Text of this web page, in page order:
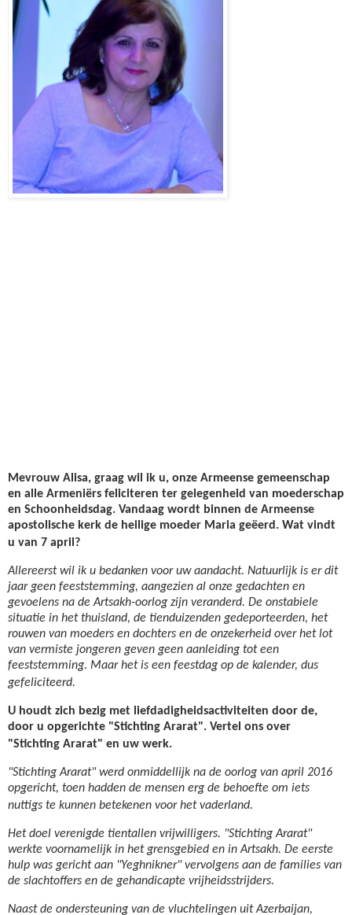
Mevrouw Alisa, graag wil ik u, onze Armeense gemeenschap
en alle Armeniërs feliciteren ter gelegenheid van moederschap
en Schoonheidsdag. Vandaag wordt binnen de Armeense
apostolische kerk de heilige moeder Maria geëerd. Wat vindt
u van 7 april?
Allereerst wil ik u bedanken voor uw aandacht. Natuurlijk is er dit
jaar geen feeststemming, aangezien al onze gedachten en
gevoelens na de Artsakh-oorlog zijn veranderd. De onstabiele
situatie in het thuisland, de tienduizenden gedeporteerden, het
rouwen van moeders en dochters en de onzekerheid over het lot
van vermiste jongeren geven geen aanleiding tot een
feeststemming. Maar het is een feestdag op de kalender, dus
gefeliciteerd.
U houdt zich bezig met liefdadigheidsactiviteiten door de,
door u opgerichte "Stichting Ararat". Vertel ons over
"Stichting Ararat" en uw werk.
"Stichting Ararat" werd onmiddellijk na de oorlog van april 2016
opgericht, toen hadden de mensen erg de behoefte om iets
nuttigs te kunnen betekenen voor het vaderland.
Het doel verenigde tientallen vrijwilligers. "Stichting Ararat"
werkte voornamelijk in het grensgebied en in Artsakh. De eerste
hulp was gericht aan "Yeghnikner" vervolgens aan de families van
de slachtoffers en de gehandicapte vrijheidsstrijders.
Naast de ondersteuning van de vluchtelingen uit Azerbaijan,